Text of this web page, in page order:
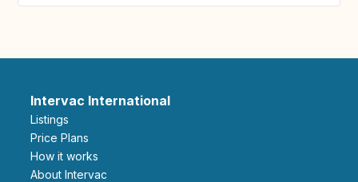
Intervac International
Listings
Price Plans
How it works
About Intervac